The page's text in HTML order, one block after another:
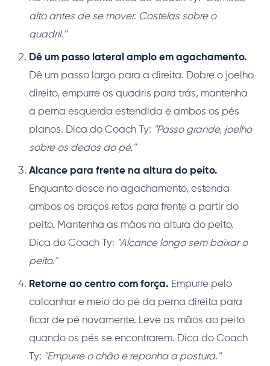
alto antes de se mover. Costelas sobre o
quadril."
Dê um passo lateral amplo em agachamento.
Dê um passo largo para a direita. Dobre o joelho
direito, empurre os quadris para trás, mantenha
a perna esquerda estendida e ambos os pés
planos. Dica do Coach Ty: "Passo grande, joelho
sobre os dedos do pé."
Alcance para frente na altura do peito.
Enquanto desce no agachamento, estenda
ambos os braços retos para frente a partir do
peito. Mantenha as mãos na altura do peito.
Dica do Coach Ty: "Alcance longo sem baixar o
peito."
Retorne ao centro com força. Empurre pelo
calcanhar e meio do pé da perna direita para
ficar de pé novamente. Leve as mãos ao peito
quando os pés se encontrarem. Dica do Coach
Ty: "Empurre o chão e reponha a postura."